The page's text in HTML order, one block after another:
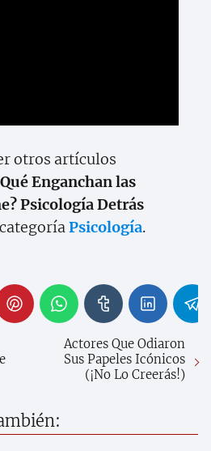
otros artículos
Enganchan las
Psicología Detrás
Psicología.
Actores Que Odiaron
Sus Papeles Icónicos
(¡No Lo Creerás!)